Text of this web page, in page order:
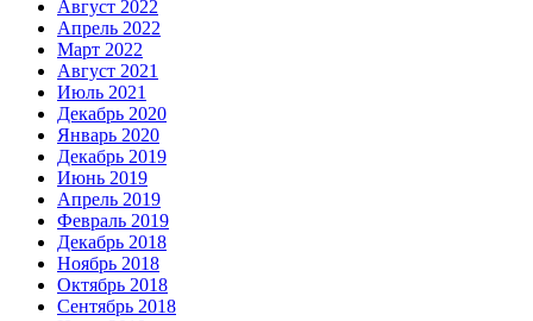
Август 2022
Апрель 2022
Март 2022
Август 2021
Июль 2021
Декабрь 2020
Январь 2020
Декабрь 2019
Июнь 2019
Апрель 2019
Февраль 2019
Декабрь 2018
Ноябрь 2018
Октябрь 2018
Сентябрь 2018